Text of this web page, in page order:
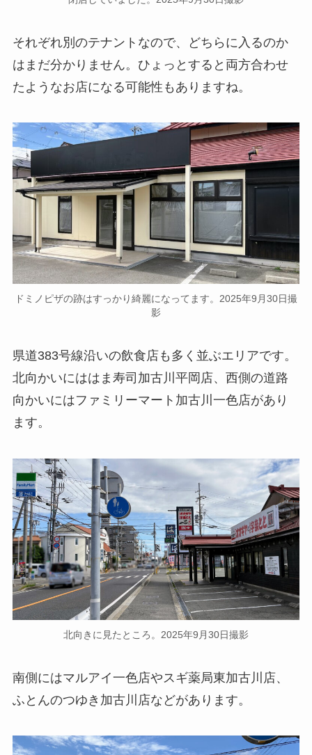
それぞれ別のテナントなので、どちらに入るのか
はまだ分かりません。ひょっとすると両方合わせ
たようなお店になる可能性もありますね。
ドミノピザの跡はすっかり綺麗になってます。2025年9月30日撮
影
県道383号線沿いの飲食店も多く並ぶエリアです。
北向かいにははま寿司加古川平岡店、西側の道路
向かいにはファミリーマート加古川一色店があり
ます。
北向きに見たところ。2025年9月30日撮影
南側にはマルアイ一色店やスギ薬局東加古川店、
ふとんのつゆき加古川店などがあります。